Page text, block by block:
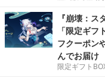
『崩壊：
「限定ギ
フクーポン
んでお届け
限定ギフト